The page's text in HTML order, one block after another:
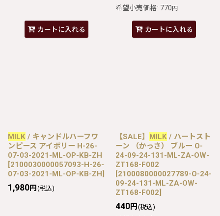
カートに入れる
希望小売価格: 770円
カートに入れる
MILK / キャンドルハーフワ
ンピース アイボリー H-26-
07-03-2021-ML-OP-KB-ZH
[2100030000057093-H-26-
07-03-2021-ML-OP-KB-ZH]
1,980円 (税込)
【SALE】 MILK / ハートスト
ーン （かっさ） ブルー O-
24-09-24-131-ML-ZA-OW-
ZT168-F002
[2100080000027789-O-24-
09-24-131-ML-ZA-OW-
ZT168-F002]
440円 (税込)